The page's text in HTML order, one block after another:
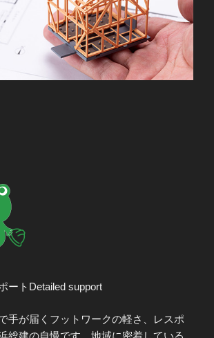
ート Detailed support
手が届くフットワークの軽さ、レスポ
総建の自慢です。地域に密着している